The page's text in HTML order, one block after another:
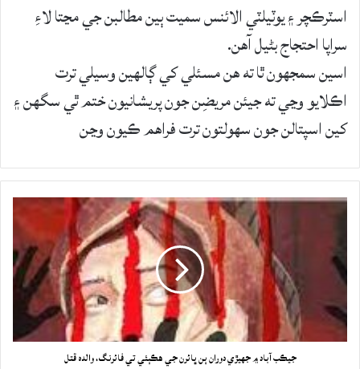
اسٽرڪچر ۽ يوٽيلٽي الائنس سميت ٻين مطالبن جي مڃتا لاءِ
سراپا احتجاج بڻيل آهن.
اسين سمجهون ٿا ته هن مسئلي کي ڳالهين وسيلي ترت
اڪلايو وڃي ته جيئن مريضِن جون پريشانيون ختم ٿي سگهن ۽
کين اسپتالن جون سهولتون ترت فراهم ڪيون وڃن
جيڪب آباد ۾ جهيڙي دوران ٻن ڀائرن جي هڪٻئي تي فائرنگ، والده قتل